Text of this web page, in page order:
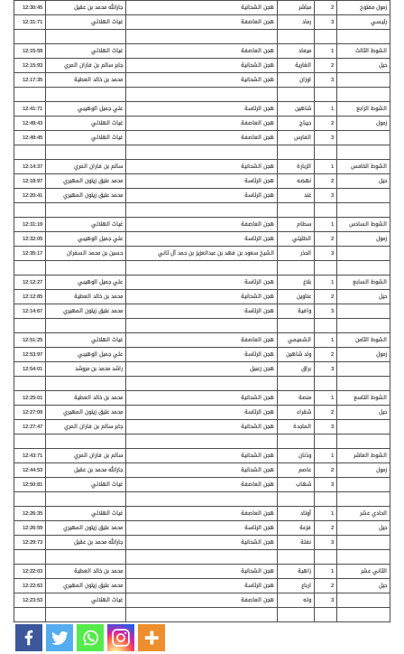
زمول مفتوح
2 مباشر هجن الشحانية جارالله محمد بن عقيل
12:30:45
رئيسي
3 رماد هجن العاصفة غياث الهلالي 12:31:71
الشوط الثالث 1 ميعاد هجن العاصفة غياث الهلالي
12:15:59
حيل
2 الغارية هجن الشحانية جابر سالم بن فاران المري
12:15:93
3
اوزان هجن الشحانية محمد بن خالد العطية 12:17:35
الشوط الرابع 1 شاهين هجن الرئاسة علي جميل الوهيبي
12:41:71
زمول
2 ديباج هجن العاصفة غياث الهلالي
12:49:43
3
الفارس هجن العاصفة غياث الهلالي 12:49:45
الشوط الخامس 1 الزبارة هجن الشحانية سالم بن فاران المري
12:14:37
حيل
2 نهضه هجن الرئاسة محمد عتيق زيتون المهيري
12:18:97
3
غند هجن الرئاسة محمد عتيق زيتون المهيري 12:20:41
الشوط السادس 1 سطام هجن العاصفة غياث الهلالي
12:31:19
زمول
2 الطليلي هجن الرئاسة علي جميل الوهيبي
12:32:05
3
الحذر الشيخ سعود بن فهد بن عبدالعزيز بن حمد آل ثاني حسين بن محمد السفران 12:35:17
الشوط السابع 1 بلاغ هجن الرئاسة علي جميل الوهيبي
12:12:27
حيل
2 عناوين هجن الشحانية محمد بن خالد العطية
12:12:85
3
وافية هجن الرئاسة محمد عتيق زيتون المهيري 12:14:67
الشوط الثامن 1 الشميمي هجن العاصفة غياث الهلالي
12:51:25
زمول
2 ولد شاهين هجن الرئاسة علي جميل الوهيبي
12:53:97
3
براق هجن زعبيل راشد محمد بن مروشد 12:54:01
الشوط التاسع 1 منصة هجن الشحانية محمد بن خالد العطية
12:25:01
حيل
2 شقراء هجن الرئاسة محمد عتيق زيتون المهيري
12:27:09
3
الماجدة هجن الشحانية جابر سالم بن فاران المري 12:27:47
الشوط العاشر 1 وذنان هجن الشحانية سالم بن فاران المري
12:43:71
زمول
2 عاصم هجن الشحانية جارالله محمد بن عقيل
12:44:53
3
شهاب هجن العاصفة غياث الهلالي 12:50:81
الحادي عشر 1 أوتاد هجن العاصفة غياث الهلالي
12:26:35
حيل
2 فزعة هجن الرئاسة محمد عتيق زيتون المهيري
12:26:59
3
نفلة هجن الشحانية جارالله محمد بن عقيل 12:29:73
الثاني عشر 1 زاهية هجن الشحانية محمد بن خالد العطية
12:22:03
حيل
2 ارباع هجن الرئاسة محمد عتيق زيتون المهيري
12:22:63
3
وله هجن العاصفة غياث الهلالي 12:23:53